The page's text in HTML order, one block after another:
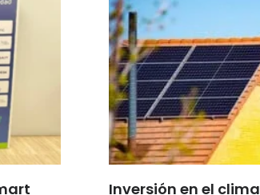
Inversión en el clima